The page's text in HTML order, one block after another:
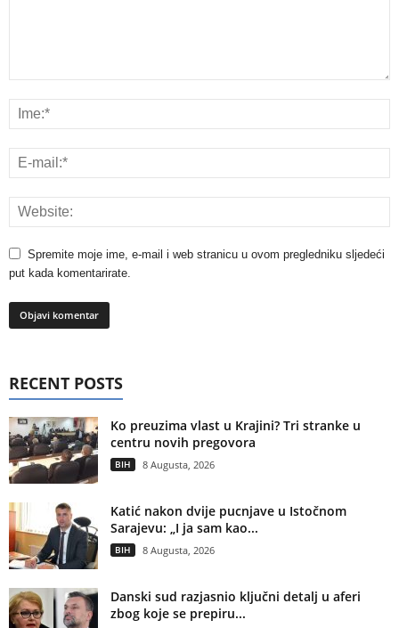
Spremite moje ime, e-mail i web stranicu u ovom pregledniku sljedeći
put kada komentarirate.
RECENT POSTS
Ko preuzima vlast u Krajini? Tri stranke u
centru novih pregovora
BIH 8 Augusta, 2026
Katić nakon dvije pucnjave u Istočnom
Sarajevu: „I ja sam kao...
BIH 8 Augusta, 2026
Danski sud razjasnio ključni detalj u aferi
zbog koje se prepiru...